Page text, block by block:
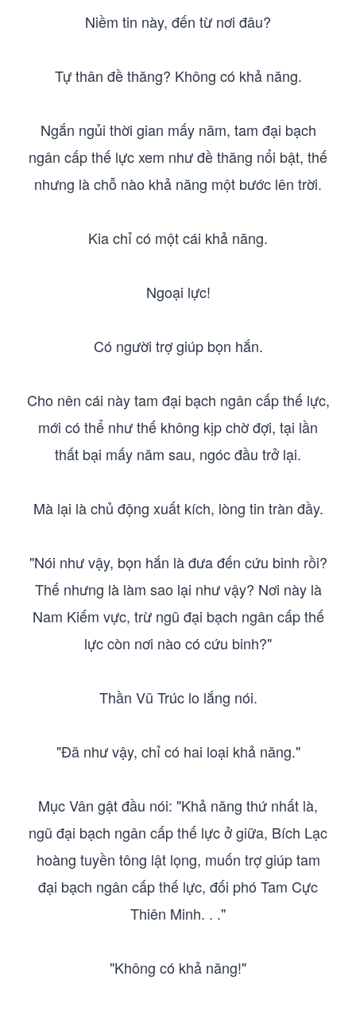
Niềm tin này, đến từ nơi đâu?
Tự thân đề thăng? Không có khả năng.
Ngắn ngủi thời gian mấy năm, tam đại bạch
ngân cấp thế lực xem như đề thăng nổi bật, thế
nhưng là chỗ nào khả năng một bước lên trời.
Kia chỉ có một cái khả năng.
Ngoại lực!
Có người trợ giúp bọn hắn.
Cho nên cái này tam đại bạch ngân cấp thế lực,
mới có thể như thế không kịp chờ đợi, tại lần
thất bại mấy năm sau, ngóc đầu trở lại.
Mà lại là chủ động xuất kích, lòng tin tràn đầy.
"Nói như vậy, bọn hắn là đưa đến cứu binh rồi?
Thế nhưng là làm sao lại như vậy? Nơi này là
Nam Kiếm vực, trừ ngũ đại bạch ngân cấp thế
lực còn nơi nào có cứu binh?"
Thần Vũ Trúc lo lắng nói.
"Đã như vậy, chỉ có hai loại khả năng."
Mục Vân gật đầu nói: "Khả năng thứ nhất là,
ngũ đại bạch ngân cấp thế lực ở giữa, Bích Lạc
hoàng tuyền tông lật lọng, muốn trợ giúp tam
đại bạch ngân cấp thế lực, đối phó Tam Cực
Thiên Minh. . ."
"Không có khả năng!"